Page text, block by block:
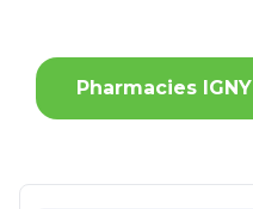
Pharmacies IGNY